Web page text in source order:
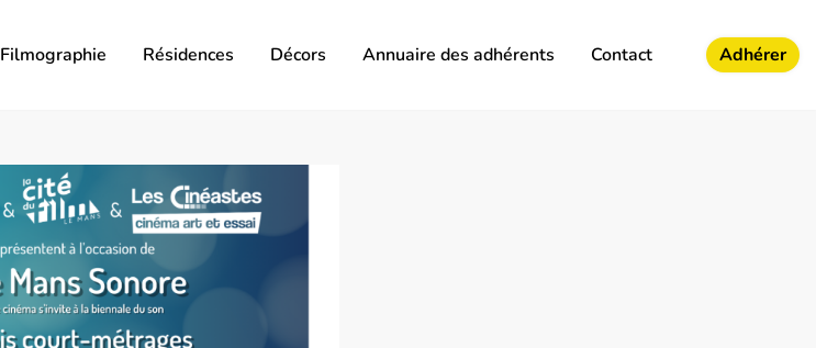
Filmographie Résidences Décors Annuaire des adhérents Contact Adhérer